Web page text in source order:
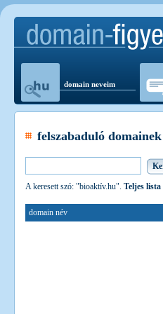
domain neveim
felszabaduló domainek
A keresett szó: "bioaktív.hu". Teljes lista
domain név